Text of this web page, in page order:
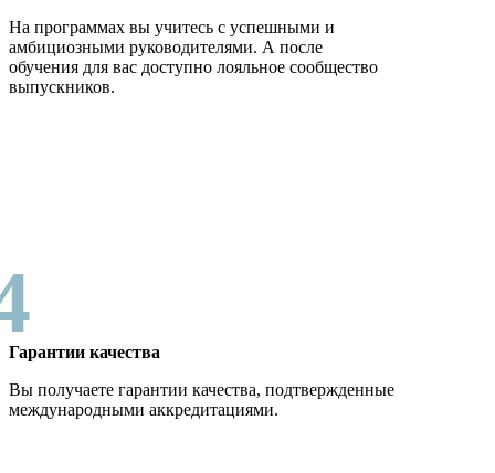
На программах вы учитесь с успешными и
амбициозными руководителями. А после
обучения для вас доступно лояльное сообщество
выпускников.
Гарантии качества
Вы получаете гарантии качества, подтвержденные
международными аккредитациями.